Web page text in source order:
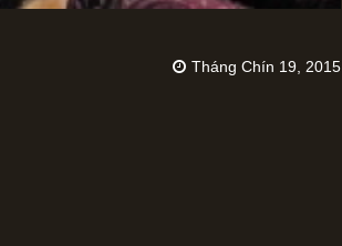
Tháng Chín 19, 2015